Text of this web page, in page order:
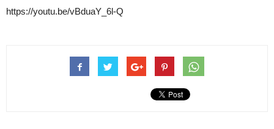
https://youtu.be/vBduaY_6l-Q